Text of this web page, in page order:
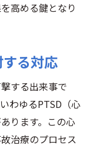
高める鍵となり
る対応
する出来事で
わゆるPTSD（心
ります。この心
治療のプロセス